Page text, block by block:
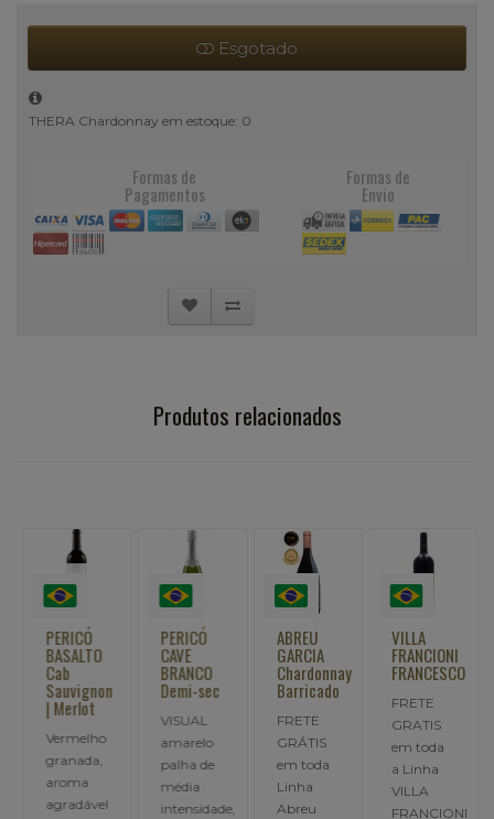
Esgotado
THERA Chardonnay em estoque: 0
Formas de
Pagamentos
Formas de
Envio
Produtos relacionados
PERICÓ
BASALTO
Cab
Sauvignon
| Merlot
Vermelho
granada,
aroma
agradável
PERICÓ
CAVE
BRANCO
Demi-sec
VISUAL
amarelo
palha de
média
intensidade,
ABREU
GARCIA
Chardonnay
Barricado
FRETE
GRÁTIS
em toda
Linha
Abreu
VILLA
FRANCIONI
FRANCESCO
FRETE
GRATIS
em toda
a Linha
VILLA
FRANCIONI